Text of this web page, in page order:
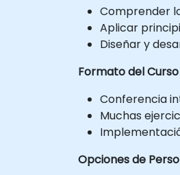
Comprender
Aplicar
Diseñar y
Formato del Curso
Conferencia
Muchas
Opciones de